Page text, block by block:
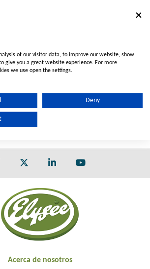
(tamaño medio)
roscas NPT. Contáctenos para más
mínima de pedido requerida.
más detalles.
Acerca de nosotros
of our visitor data, to improve our website, show
give you a great website experience. For more
we use open the settings.
Deny